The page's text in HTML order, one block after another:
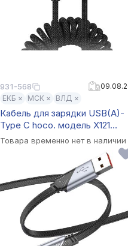
931-568
ЕКБ ×
МСК × ВЛД ×
Кабель для зарядки USB(A)-
Type C hoco. модель X121
Nuevo, 1 м, пружинный, черный
Товара временно нет в наличии